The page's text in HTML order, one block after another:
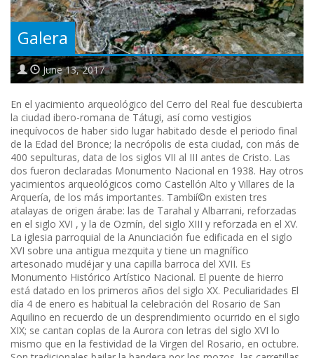
Galera
June 13, 2017
En el yacimiento arqueológico del Cerro del Real fue descubierta
la ciudad ibero-romana de Tátugi, así como vestigios
inequívocos de haber sido lugar habitado desde el periodo final
de la Edad del Bronce; la necrópolis de esta ciudad, con más de
400 sepulturas, data de los siglos VII al III antes de Cristo. Las
dos fueron declaradas Monumento Nacional en 1938. Hay otros
yacimientos arqueológicos como Castellón Alto y Villares de la
Arquería, de los más importantes. Tambií©n existen tres
atalayas de origen árabe: las de Tarahal y Albarrani, reforzadas
en el siglo XVI , y la de Ozmín, del siglo XIII y reforzada en el XV.
La iglesia parroquial de la Anunciación fue edificada en el siglo
XVI sobre una antigua mezquita y tiene un magnífico
artesonado mudéjar y una capilla barroca del XVII. Es
Monumento Histórico Artístico Nacional. El puente de hierro
está datado en los primeros años del siglo XX. Peculiaridades El
día 4 de enero es habitual la celebración del Rosario de San
Aquilino en recuerdo de un desprendimiento ocurrido en el siglo
XIX; se cantan coplas de la Aurora con letras del siglo XVI lo
mismo que en la festividad de la Virgen del Rosario, en octubre.